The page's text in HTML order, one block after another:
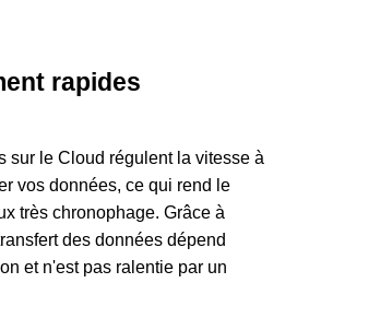
rapides
sur le Cloud régulent la vitesse à
vos données, ce qui rend le
très chronophage. Grâce à
des données dépend
et n'est pas ralentie par un